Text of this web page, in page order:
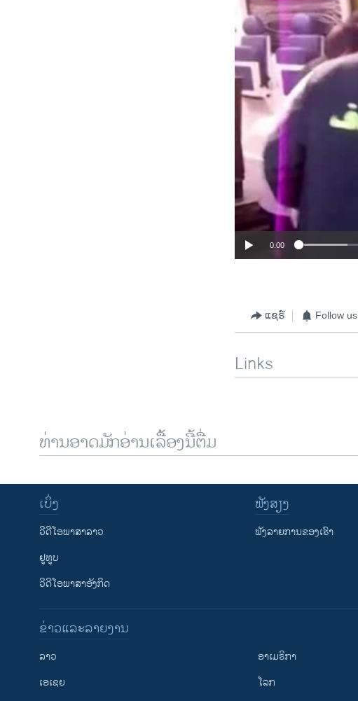
0:00
ແຊຣ໌ Follow us
Links
ທ່ານອາດມັກອ່ານເລື້ອງນີ້ຕື່ມ
ເບິ່ງ
ວີດີໂອພາສາລາວ
ຢູທູບ
ວີດີໂອພາສາອັງກິດ
ຟັງສຽງ
ຟັງລາຍການຂອງເຮົາ
ຂ່າວແລະລາຍງານ
ລາວ
ເອເຊຍ
ອາເມຣິກາ
ໂລກ